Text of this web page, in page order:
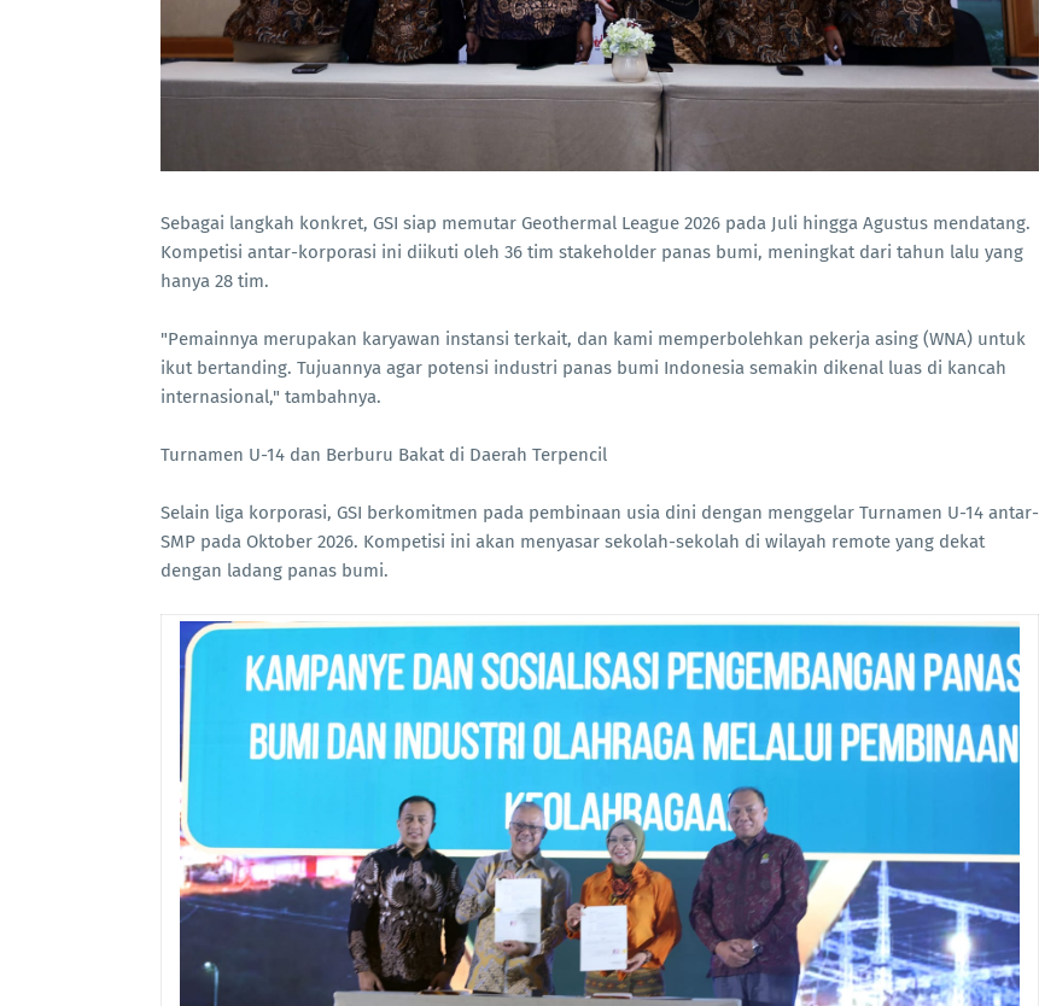
Sebagai langkah konkret, GSI siap memutar Geothermal League 2026 pada Juli hingga Agustus mendatang.
Kompetisi antar-korporasi ini diikuti oleh 36 tim stakeholder panas bumi, meningkat dari tahun lalu yang
hanya 28 tim.
"Pemainnya merupakan karyawan instansi terkait, dan kami memperbolehkan pekerja asing (WNA) untuk
ikut bertanding. Tujuannya agar potensi industri panas bumi Indonesia semakin dikenal luas di kancah
internasional," tambahnya.
Turnamen U-14 dan Berburu Bakat di Daerah Terpencil
Selain liga korporasi, GSI berkomitmen pada pembinaan usia dini dengan menggelar Turnamen U-14 antar-
SMP pada Oktober 2026. Kompetisi ini akan menyasar sekolah-sekolah di wilayah remote yang dekat
dengan ladang panas bumi.